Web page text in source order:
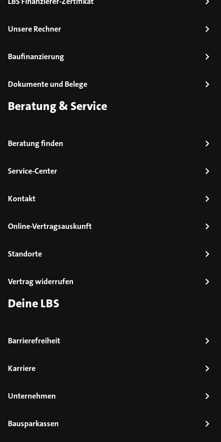
Unsere Rechner
Baufinanzierung
Dokumente und Belege
Beratung & Service
Beratung finden
Service-Center
Kontakt
Online-Vertragsauskunft
Standorte
Vertrag widerrufen
Deine LBS
Barrierefreiheit
Karriere
Unternehmen
Bausparkassen